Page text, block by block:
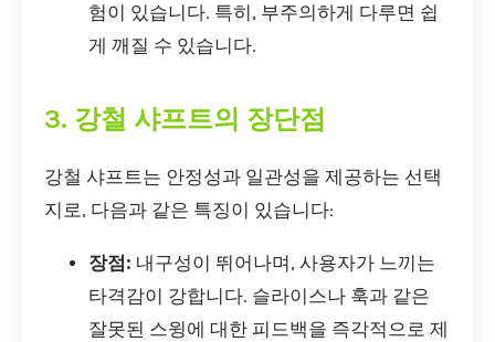
험이 있습니다. 특히, 부주의하게 다루면 쉽
게 깨질 수 있습니다.
3. 강철 샤프트의 장단점
강철 샤프트는 안정성과 일관성을 제공하는 선택
지로, 다음과 같은 특징이 있습니다:
장점: 내구성이 뛰어나며, 사용자가 느끼는
타격감이 강합니다. 슬라이스나 훅과 같은
잘못된 스윙에 대한 피드백을 즉각적으로 제